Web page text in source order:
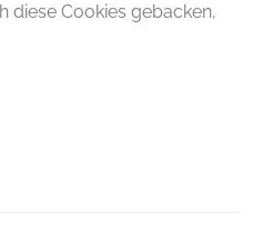
diese Cookies gebacken,